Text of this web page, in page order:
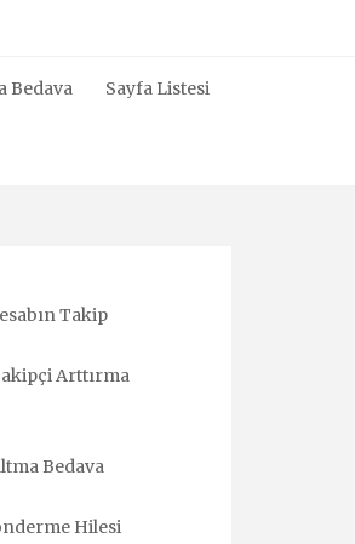
Bedava Sayfa Listesi
Takip
Arttırma
Bedava
Hilesi